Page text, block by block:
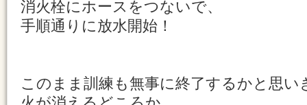
消火栓にホースをつないで、
手順通りに放水開始！
このまま訓練も無事に終了するかと思い